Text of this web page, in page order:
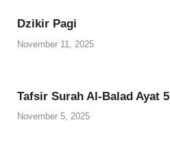
Dzikir Pagi
November 11, 2025
Tafsir Surah Al-Balad Ayat 5
November 5, 2025